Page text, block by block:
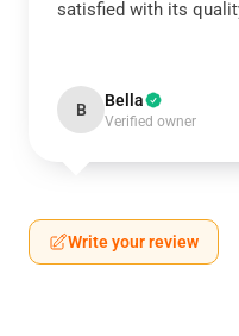
satisfied with its
B Bella
Verified owner
Write your review